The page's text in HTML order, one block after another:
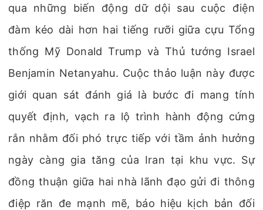
qua những biến động dữ dội sau cuộc điện
đàm kéo dài hơn hai tiếng rưỡi giữa cựu Tổng
thống Mỹ Donald Trump và Thủ tướng Israel
Benjamin Netanyahu. Cuộc thảo luận này được
giới quan sát đánh giá là bước đi mang tính
quyết định, vạch ra lộ trình hành động cứng
rắn nhằm đối phó trực tiếp với tầm ảnh hưởng
ngày càng gia tăng của Iran tại khu vực. Sự
đồng thuận giữa hai nhà lãnh đạo gửi đi thông
điệp răn đe mạnh mẽ, báo hiệu kịch bản đối